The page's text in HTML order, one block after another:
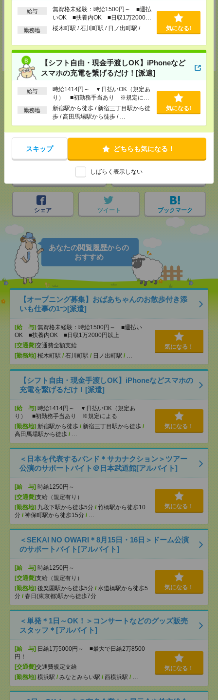
給与
無資格未経験：時給1500円～ ■週払
いOK ■扶養内OK ■日収1万2000円
以上
勤務地 桜木町駅 / 石川町駅 / 日ノ出町駅 / … 気になる!
【シフト自由・現金手渡しOK】iPhoneなど
スマホの充電を繋げるだけ！[派遣]
給与
時給1414円～ ▼日払いOK（規定あ
り） ■初勤務手当あり ※規定によ
る
勤務地
新宿駅から徒歩 / 新宿三丁目駅から徒
歩 / 高田馬場駅から徒歩 / …
気になる!
スキップ どちらも気になる！
しばらく表示しない
高崎支社
埼玉県さいたま市大宮区仲町2-23-2 大宮仲町センタービル3F（さいたま
支社内）
TEL：0120-921-871
担当：採用担当者
受付可能日時：9:30-19:00 ※電話受付時間⇒9:30-21:00
応募ページへ
気になる！
で送る
シェア ツイート ブックマーク
あなたの閲覧履歴からの
おすすめ
【オープニング募集】おばあちゃんのお散歩付き添
いも仕事の1つ[派遣]
[給 与] 無資格未経験：時給1500円～ ■週払い
OK ■扶養内OK ■日収1万2000円以上
[交通費]交通費全額支給
[勤務地] 桜木町駅 / 石川町駅 / 日ノ出町駅 / …
気になる！
【シフト自由・現金手渡しOK】iPhoneなどスマホの
充電を繋げるだけ！[派遣]
[給 与] 時給1414円～ ▼日払いOK（規定あ
り） ■初勤務手当あり ※規定による
[勤務地] 新宿駅から徒歩 / 新宿三丁目駅から徒歩 /
高田馬場駅から徒歩 / …
気になる！
＜日本を代表するバンド＊サカナクション＞ツアー
公演のサポートバイト＠日本武道館[アルバイト]
[給 与] 時給1250円～
[交通費]支給（規定有り）
[勤務地] 九段下駅から徒歩5分 / 竹橋駅から徒歩10
分 / 神保町駅から徒歩15分 / …
気になる！
＜SEKAI NO OWARI＊8月15日・16日＞ドーム公演
のサポートバイト[アルバイト]
[給 与] 時給1250円～
[交通費]支給（規定有り）
[勤務地] 後楽園駅から徒歩5分 / 水道橋駅から徒歩5
分 / 春日(東京都)駅から徒歩7分
気になる！
＜単発＊1日～OK！＞コンサートなどのグッズ販売
スタッフ＊[アルバイト]
[給 与] 日給1万5000円～ ■最大で日給2万8500
円！
[交通費]交通費規定支給
[勤務地] 横浜駅 / みなとみらい駅 / 西横浜駅 / …
気になる！